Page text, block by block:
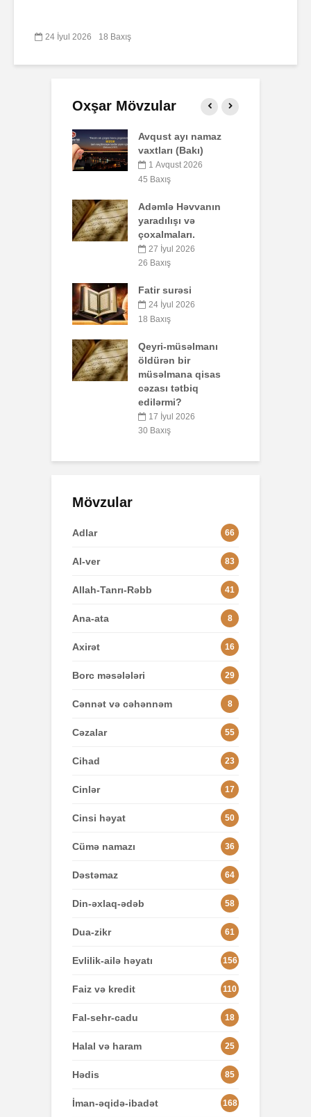
24 İyul 2026 18 Baxış
Oxşar Mövzular
Səba surəsi
10 İyul 2026
40 Baxış
7 İyul 2026 51 Baxış
AŞURA BARƏDƏ
26 İyun 2026
Əhzab surəsi
26 İyun 2026
Mövzular
Adlar 66
Al-ver 83
Allah-Tanrı-Rəbb 41
Ana-ata 8
Axirət 16
Borc məsələləri 29
Cənnət və cəhənnəm 8
Cəzalar 55
Cihad 23
Cinlər 17
Cinsi həyat 50
Cümə namazı 36
Dəstəmaz 64
Din-əxlaq-ədəb 58
Dua-zikr 61
Evlilik-ailə həyatı 156
Faiz və kredit 110
Fal-sehr-cadu 18
Halal və haram 25
Hədis 85
İman-əqidə-ibadət 168